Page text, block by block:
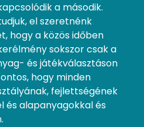
a második.
el szeretnénk
hogy a közös időben
sokszor csak a
és játékválasztáson
hogy minden
fejlettségének
és alapanyagokkal és